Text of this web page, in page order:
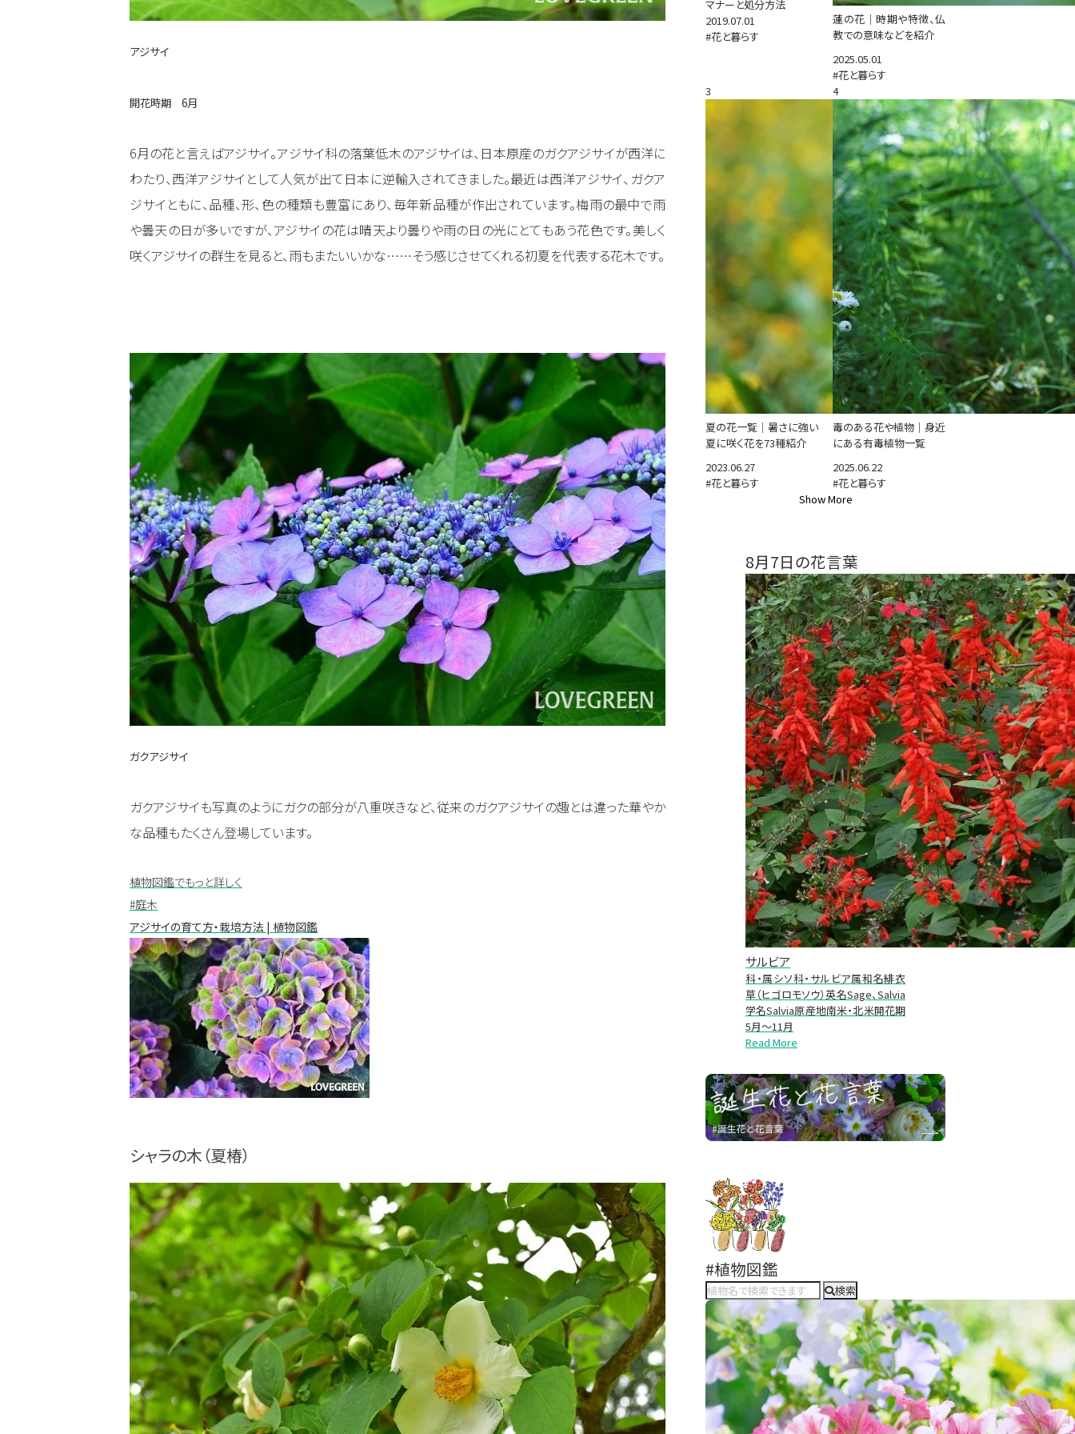
アジサイ
開花時期 6月
6月の花と言えばアジサイ。アジサイ科の落葉低木のアジサイは、日本原産のガクアジサイが西洋に
わたり、西洋アジサイとして人気が出て日本に逆輸入されてきました。最近は西洋アジサイ、ガクア
ジサイともに、品種、形、色の種類も豊富にあり、毎年新品種が作出されています。梅雨の最中で雨
や曇天の日が多いですが、アジサイの花は晴天より曇りや雨の日の光にとてもあう花色です。美しく
咲くアジサイの群生を見ると、雨もまたいいかな……そう感じさせてくれる初夏を代表する花木です。
ガクアジサイ
ガクアジサイも写真のようにガクの部分が八重咲きなど、従来のガクアジサイの趣とは違った華やか
な品種もたくさん登場しています。
植物図鑑でもっと詳しく
#庭木
アジサイの育て方・栽培方法 | 植物図鑑
シャラの木（夏椿）
マナーと処分方法
2019.07.01
#花と暮らす
蓮の花｜時期や特徴、仏
教での意味などを紹介
2025.05.01
#花と暮らす
3
夏の花一覧｜暑さに強い
夏に咲く花を73種紹介
2023.06.27
#花と暮らす
4
毒のある花や植物｜身近
にある有毒植物一覧
2025.06.22
#花と暮らす
Show More
8月7日の花言葉
サルビア
科・属シソ科・サルビア属和名緋衣
草（ヒゴロモソウ）英名Sage、Salvia
学名Salvia原産地南米・北米開花期
5月～11月
Read More
#植物図鑑
検索